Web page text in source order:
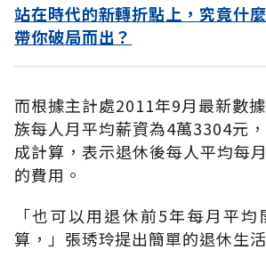
站在時代的新轉折點上，究竟什
帶你破局而出？
而根據主計處2011年9月最新數
族每人月平均薪資為4萬3304元
成計算，表示退休後每人平均每
的費用。
「也可以用退休前5年每月平
算，」張琇玲提出簡單的退休生